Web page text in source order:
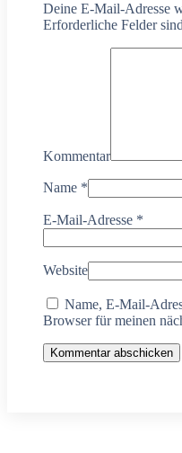
Deine E-Mail-Adresse
Erforderliche Felder
Kommentar
Name *
E-Mail-Adresse *
Website
Name, E-Mail-
Browser für meinen
Kommentar abschicken